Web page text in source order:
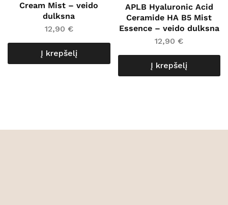
Cream Mist – veido
dulksna
12,90 €
Į krepšelį
APLB Hyaluronic Acid
Ceramide HA B5 Mist
Essence – veido dulksna
12,90€
Į krepšelį